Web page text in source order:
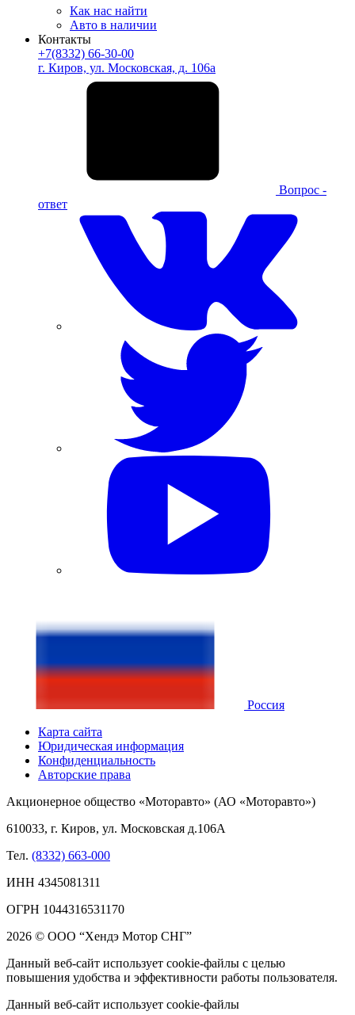
Как нас найти
Авто в наличии
Контакты
+7(8332) 66-30-00
г. Киров, ул. Московская, д. 106а
Вопрос -
ответ
Россия
Карта сайта
Юридическая информация
Конфиденциальность
Авторские права
Акционерное общество «Моторавто» (АО «Моторавто»)
610033, г. Киров, ул. Московская д.106А
Тел. (8332) 663-000
ИНН 4345081311
ОГРН 1044316531170
2026 © ООО “Хендэ Мотор СНГ”
Данный веб-сайт использует cookie-файлы с целью
повышения удобства и эффективности работы пользователя.
Данный веб-сайт использует cookie-файлы